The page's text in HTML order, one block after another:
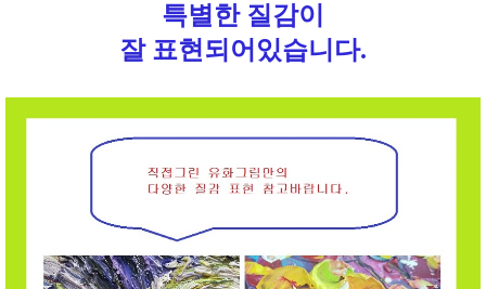
특별한 질감이
잘 표현되어있습니다.